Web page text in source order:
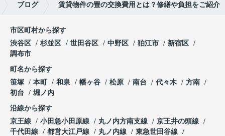
ブログ 賃貸物件の畳の交換費用とは？修繕や負担をご紹介
市区町村から探す
渋谷区
杉並区 世田谷区 中野区 狛江市
新宿区
調布市
町名から探す
笹塚
本町 和泉 幡ヶ谷 松原 南台 代々木
方南
初台
堀ノ内
沿線から探す
京王線
小田急小田原線 丸ノ内方南支線
京王井の頭線
千代田線
都営大江戸線 丸ノ内線
東急世田谷線